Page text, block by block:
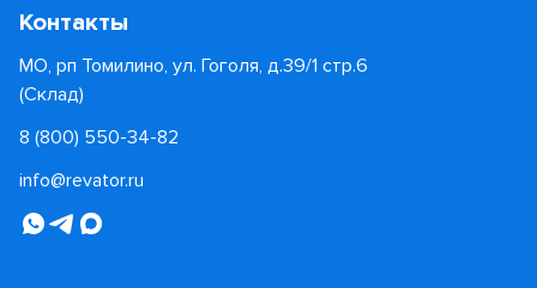
Контакты
МО, рп Томилино, ул. Гоголя, д.39/1 стр.6
(Склад)
8 (800) 550-34-82
info@revator.ru